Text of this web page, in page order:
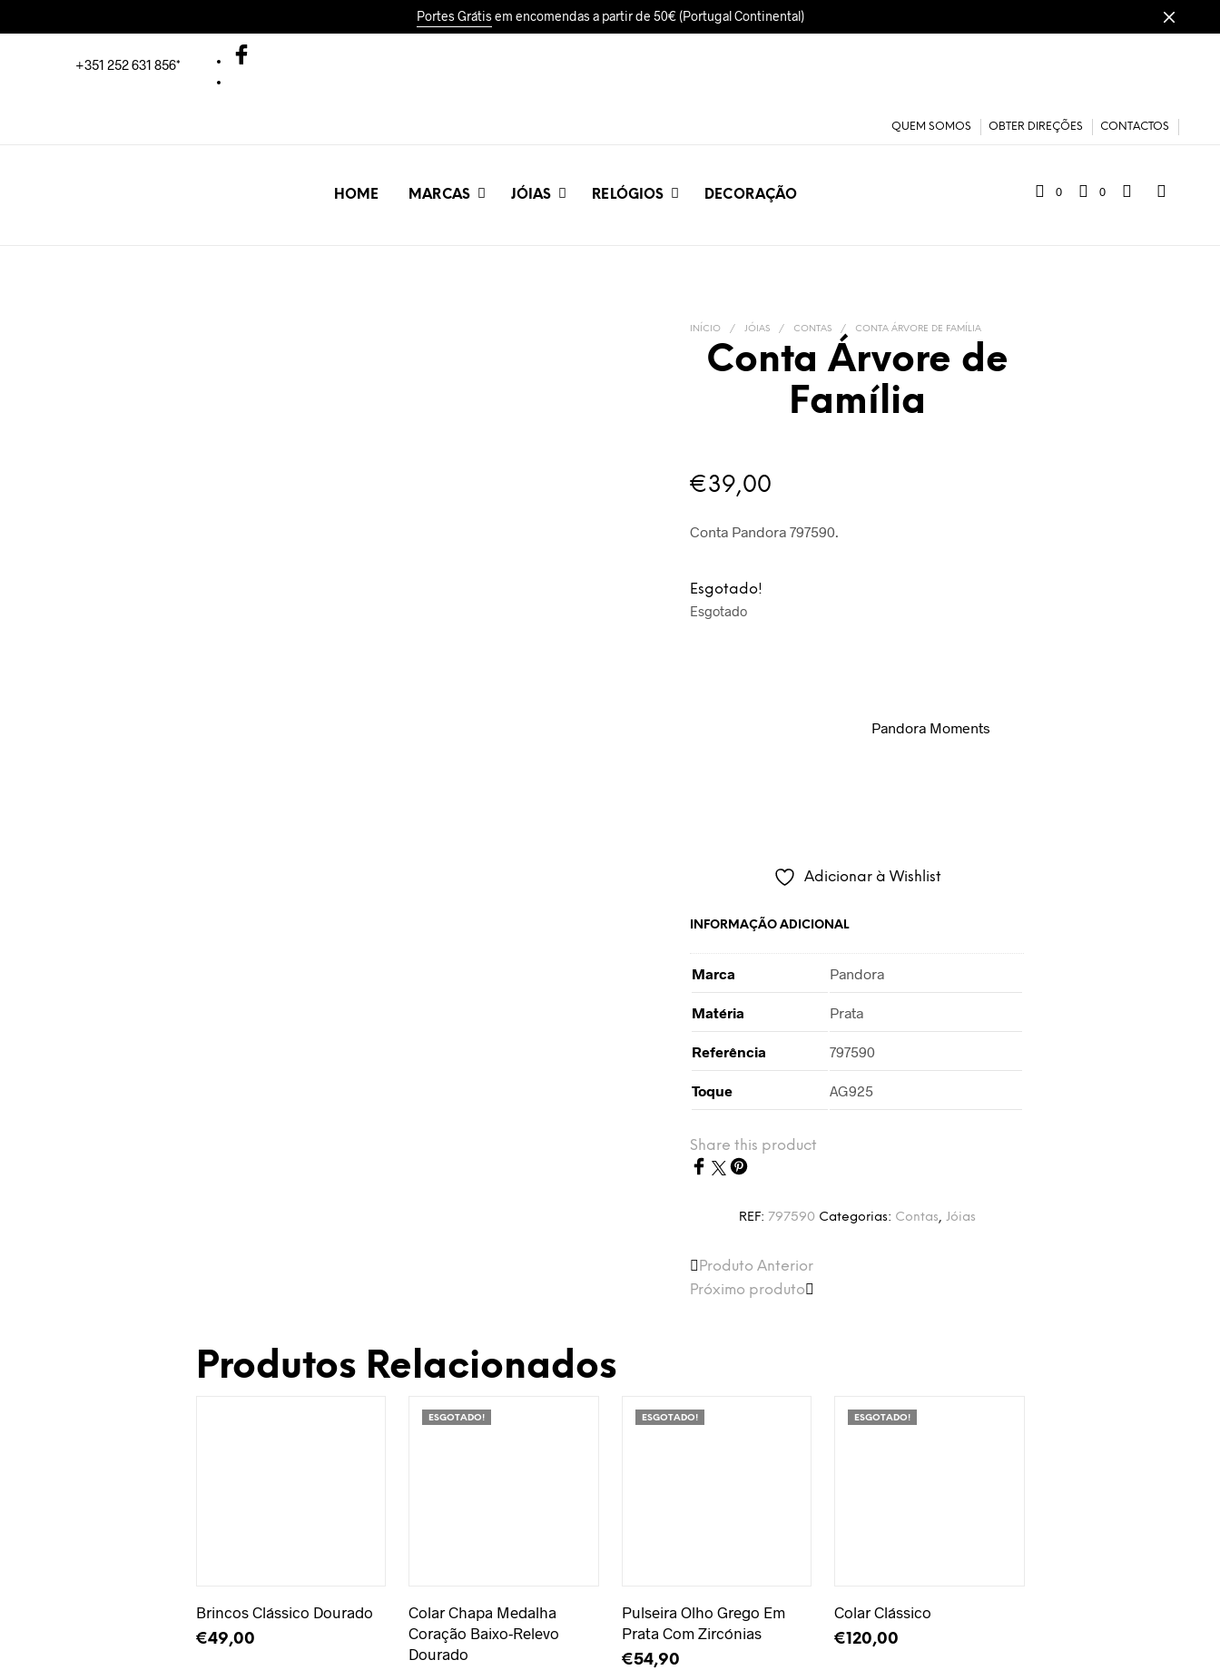
Portes Grátisem encomendas a partir de 50€ (Portugal Continental)
+351 252 631 856*
QUEM SOMOS OBTER DIREÇÕES CONTACTOS
HOME MARCAS JÓIAS RELÓGIOS DECORAÇÃO 0 0
INÍCIO / JÓIAS / CONTAS / CONTA ÁRVORE DE FAMÍLIA
Conta Árvore de
Família
€39,00
Conta Pandora 797590.
Esgotado!
Esgotado
Pandora Moments
Adicionar à Wishlist
INFORMAÇÃO ADICIONAL
Marca Pandora
Matéria Prata
Referência 797590
Toque AG925
Share this product
REF: 797590 Categorias: Contas, Jóias
Produto Anterior
Próximo produto
Produtos Relacionados
Brincos Clássico Dourado
€49,00
ESGOTADO!
Colar Chapa Medalha
Coração Baixo-Relevo
Dourado
ESGOTADO!
Pulseira Olho Grego Em
Prata Com Zircónias
€54,90
ESGOTADO!
Colar Clássico
€120,00